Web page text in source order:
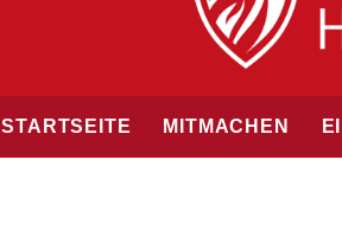
STARTSEITE MITMACHEN